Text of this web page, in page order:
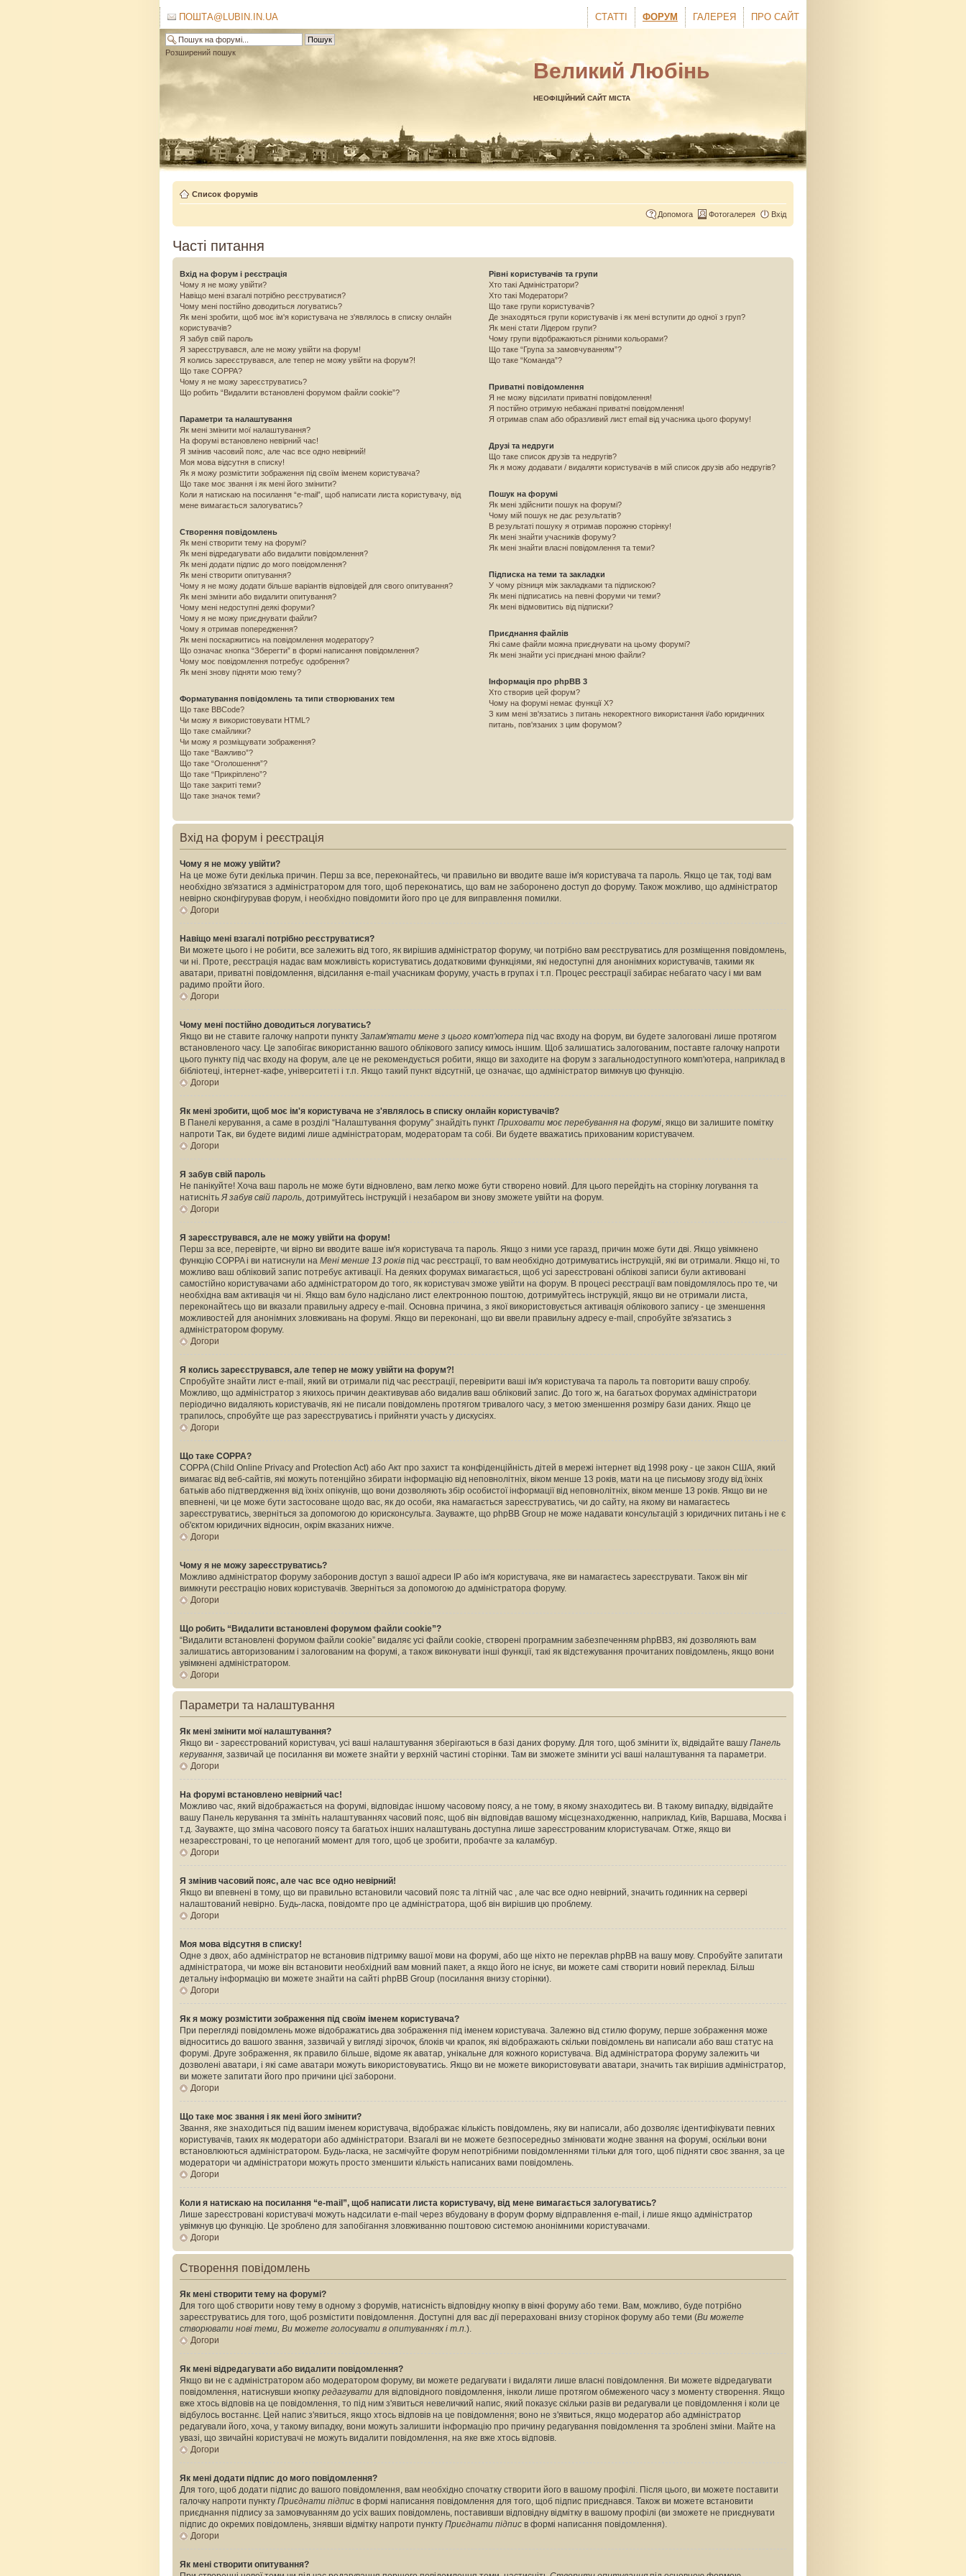
ПРО САЙТ
ГАЛЕРЕЯ
ФОРУМ
СТАТТІ
ПОШТА@LUBIN.IN.UA
Великий Любінь
НЕОФІЦІЙНИЙ САЙТ МІСТА
Розширений пошук
Список форумів
Допомога Фотогалерея Вхід
Часті питання
Вхід на форум і реєстрація
Чому я не можу увійти?
Навіщо мені взагалі потрібно реєструватися?
Чому мені постійно доводиться логуватись?
Як мені зробити, щоб моє ім'я користувача не з'являлось в списку онлайн
користувачів?
Я забув свій пароль
Я зареєструвався, але не можу увійти на форум!
Я колись зареєструвався, але тепер не можу увійти на форум?!
Що таке COPPA?
Чому я не можу зареєструватись?
Що робить “Видалити встановлені форумом файли cookie”?
Параметри та налаштування
Як мені змінити мої налаштування?
На форумі встановлено невірний час!
Я змінив часовий пояс, але час все одно невірний!
Моя мова відсутня в списку!
Як я можу розмістити зображення під своїм іменем користувача?
Що таке моє звання і як мені його змінити?
Коли я натискаю на посилання “e-mail”, щоб написати листа користувачу, від
мене вимагається залогуватись?
Створення повідомлень
Як мені створити тему на форумі?
Як мені відредагувати або видалити повідомлення?
Як мені додати підпис до мого повідомлення?
Як мені створити опитування?
Чому я не можу додати більше варіантів відповідей для свого опитування?
Як мені змінити або видалити опитування?
Чому мені недоступні деякі форуми?
Чому я не можу приєднувати файли?
Чому я отримав попередження?
Як мені поскаржитись на повідомлення модератору?
Що означає кнопка “Зберегти” в формі написання повідомлення?
Чому моє повідомлення потребує одобрення?
Як мені знову підняти мою тему?
Форматування повідомлень та типи створюваних тем
Що таке BBCode?
Чи можу я використовувати HTML?
Що таке смайлики?
Чи можу я розміщувати зображення?
Що таке “Важливо”?
Що таке “Оголошення”?
Що таке “Прикріплено”?
Що таке закриті теми?
Що таке значок теми?
Рівні користувачів та групи
Хто такі Адміністратори?
Хто такі Модератори?
Що таке групи користувачів?
Де знаходяться групи користувачів і як мені вступити до одної з груп?
Як мені стати Лідером групи?
Чому групи відображаються різними кольорами?
Що таке “Група за замовчуванням”?
Що таке “Команда”?
Приватні повідомлення
Я не можу відсилати приватні повідомлення!
Я постійно отримую небажані приватні повідомлення!
Я отримав спам або образливий лист email від учасника цього форуму!
Друзі та недруги
Що таке список друзів та недругів?
Як я можу додавати / видаляти користувачів в мій список друзів або недругів?
Пошук на форумі
Як мені здійснити пошук на форумі?
Чому мій пошук не дає результатів?
В результаті пошуку я отримав порожню сторінку!
Як мені знайти учасників форуму?
Як мені знайти власні повідомлення та теми?
Підписка на теми та закладки
У чому різниця між закладками та підпискою?
Як мені підписатись на певні форуми чи теми?
Як мені відмовитись від підписки?
Приєднання файлів
Які саме файли можна приєднувати на цьому форумі?
Як мені знайти усі приєднані мною файли?
Інформація про phpBB 3
Хто створив цей форум?
Чому на форумі немає функції X?
З ким мені зв'язатись з питань некоректного використання і/або юридичних
питань, пов'язаних з цим форумом?
Вхід на форум і реєстрація
Чому я не можу увійти?
На це може бути декілька причин. Перш за все, переконайтесь, чи правильно ви вводите ваше ім'я користувача та пароль. Якщо це так, тоді вам
необхідно зв'язатися з адміністратором для того, щоб переконатись, що вам не заборонено доступ до форуму. Також можливо, що адміністратор
невірно сконфігурував форум, і необхідно повідомити його про це для виправлення помилки.
Догори
Навіщо мені взагалі потрібно реєструватися?
Ви можете цього і не робити, все залежить від того, як вирішив адміністратор форуму, чи потрібно вам реєструватись для розміщення повідомлень,
чи ні. Проте, реєстрація надає вам можливість користуватись додатковими функціями, які недоступні для анонімних користувачів, такими як
аватари, приватні повідомлення, відсилання e-mail учасникам форуму, участь в групах і т.п. Процес реєстрації забирає небагато часу і ми вам
радимо пройти його.
Догори
Чому мені постійно доводиться логуватись?
Якщо ви не ставите галочку напроти пункту Запам'ятати мене з цього комп'ютера під час входу на форум, ви будете залоговані лише протягом
встановленого часу. Це запобігає використанню вашого облікового запису кимось іншим. Щоб залишатись залогованим, поставте галочку напроти
цього пункту під час входу на форум, але це не рекомендується робити, якщо ви заходите на форум з загальнодоступного комп'ютера, наприклад в
бібліотеці, інтернет-кафе, університеті і т.п. Якщо такий пункт відсутній, це означає, що адміністратор вимкнув цю функцію.
Догори
Як мені зробити, щоб моє ім'я користувача не з'являлось в списку онлайн користувачів?
В Панелі керування, а саме в розділі “Налаштування форуму” знайдіть пункт Приховати моє перебування на форумі, якщо ви залишите помітку
напроти Так, ви будете видимі лише адміністраторам, модераторам та собі. Ви будете вважатись прихованим користувачем.
Догори
Я забув свій пароль
Не панікуйте! Хоча ваш пароль не може бути відновлено, вам легко може бути створено новий. Для цього перейдіть на сторінку логування та
натиснітьЯ забув свій пароль, дотримуйтесь інструкцій і незабаром ви знову зможете увійти на форум.
Догори
Я зареєструвався, але не можу увійти на форум!
Перш за все, перевірте, чи вірно ви вводите ваше ім'я користувача та пароль. Якщо з ними усе гаразд, причин може бути дві. Якщо увімкнено
функцію COPPA і ви натиснули на Мені менше 13 років під час реєстрації, то вам необхідно дотримуватись інструкцій, які ви отримали. Якщо ні, то
можливо ваш обліковий запис потребує активації. На деяких форумах вимагається, щоб усі зареєстровані облікові записи були активовані
самостійно користувачами або адміністратором до того, як користувач зможе увійти на форум. В процесі реєстрації вам повідомлялось про те, чи
необхідна вам активація чи ні. Якщо вам було надіслано лист електронною поштою, дотримуйтесь інструкцій, якщо ви не отримали листа,
переконайтесь що ви вказали правильну адресу e-mail. Основна причина, з якої використовується активація облікового запису - це зменшення
можливостей для анонімних зловживань на форумі. Якщо ви переконані, що ви ввели правильну адресу e-mail, спробуйте зв'язатись з
адміністратором форуму.
Догори
Я колись зареєструвався, але тепер не можу увійти на форум?!
Спробуйте знайти лист e-mail, який ви отримали під час реєстрації, перевірити ваші ім'я користувача та пароль та повторити вашу спробу.
Можливо, що адміністратор з якихось причин деактивував або видалив ваш обліковий запис. До того ж, на багатьох форумах адміністратори
періодично видаляють користувачів, які не писали повідомлень протягом тривалого часу, з метою зменшення розміру бази даних. Якщо це
трапилось, спробуйте ще раз зареєструватись і прийняти участь у дискусіях.
Догори
Що таке COPPA?
COPPA (Child Online Privacy and Protection Act) або Акт про захист та конфіденційність дітей в мережі інтернет від 1998 року - це закон США, який
вимагає від веб-сайтів, які можуть потенційно збирати інформацію від неповнолітніх, віком менше 13 років, мати на це письмову згоду від їхніх
батьків або підтвердження від їхніх опікунів, що вони дозволяють збір особистої інформації від неповнолітніх, віком менше 13 років. Якщо ви не
впевнені, чи це може бути застосоване щодо вас, як до особи, яка намагається зареєструватись, чи до сайту, на якому ви намагаєтесь
зареєструватись, зверніться за допомогою до юрисконсульта. Зауважте, що phpBB Group не може надавати консультацій з юридичних питань і не є
об'єктом юридичних відносин, окрім вказаних нижче.
Догори
Чому я не можу зареєструватись?
Можливо адміністратор форуму заборонив доступ з вашої адреси IP або ім'я користувача, яке ви намагаєтесь зареєструвати. Також він міг
вимкнути реєстрацію нових користувачів. Зверніться за допомогою до адміністратора форуму.
Догори
Що робить “Видалити встановлені форумом файли cookie”?
“Видалити встановлені форумом файли cookie” видаляє усі файли cookie, створені програмним забезпеченням phpBB3, які дозволяють вам
залишатись авторизованим і залогованим на форумі, а також виконувати інші функції, такі як відстежування прочитаних повідомлень, якщо вони
увімкнені адміністратором.
Догори
Параметри та налаштування
Як мені змінити мої налаштування?
Якщо ви - зареєстрований користувач, усі ваші налаштування зберігаються в базі даних форуму. Для того, щоб змінити їх, відвідайте вашу Панель
керування, зазвичай це посилання ви можете знайти у верхній частині сторінки. Там ви зможете змінити усі ваші налаштування та параметри.
Догори
На форумі встановлено невірний час!
Можливо час, який відображається на форумі, відповідає іншому часовому поясу, а не тому, в якому знаходитесь ви. В такому випадку, відвідайте
вашу Панель керування та змініть налаштуваннях часовий пояс, щоб він відповідав вашому місцезнаходженню, наприклад, Київ, Варшава, Москва і
т.д. Зауважте, що зміна часового поясу та багатьох інших налаштувань доступна лише зареєстрованим клористувачам. Отже, якщо ви
незареєстровані, то це непоганий момент для того, щоб це зробити, пробачте за каламбур.
Догори
Я змінив часовий пояс, але час все одно невірний!
Якщо ви впевнені в тому, що ви правильно встановили часовий пояс та літній час , але час все одно невірний, значить годинник на сервері
налаштований невірно. Будь-ласка, повідомте про це адміністратора, щоб він вирішив цю проблему.
Догори
Моя мова відсутня в списку!
Одне з двох, або адміністратор не встановив підтримку вашої мови на форумі, або ще ніхто не переклав phpBB на вашу мову. Спробуйте запитати
адміністратора, чи може він встановити необхідний вам мовний пакет, а якщо його не існує, ви можете самі створити новий переклад. Більш
детальну інформацію ви можете знайти на сайті phpBB Group (посилання внизу сторінки).
Догори
Як я можу розмістити зображення під своїм іменем користувача?
При перегляді повідомлень може відображатись два зображення під іменем користувача. Залежно від стилю форуму, перше зображення може
відноситись до вашого звання, зазвичай у вигляді зірочок, блоків чи крапок, які відображають скільки повідомлень ви написали або ваш статус на
форумі. Друге зображення, як правило більше, відоме як аватар, унікальне для кожного користувача. Від адміністратора форуму залежить чи
дозволені аватари, і які саме аватари можуть використовуватись. Якщо ви не можете використовувати аватари, значить так вирішив адміністратор,
ви можете запитати його про причини цієї заборони.
Догори
Що таке моє звання і як мені його змінити?
Звання, яке знаходиться під вашим іменем користувача, відображає кількість повідомлень, яку ви написали, або дозволяє ідентифікувати певних
користувачів, таких як модератори або адміністратори. Взагалі ви не можете безпосередньо змінювати жодне звання на форумі, оскільки вони
встановлюються адміністратором. Будь-ласка, не засмічуйте форум непотрібними повідомленнями тільки для того, щоб підняти своє звання, за це
модератори чи адміністратори можуть просто зменшити кількість написаних вами повідомлень.
Догори
Коли я натискаю на посилання “e-mail”, щоб написати листа користувачу, від мене вимагається залогуватись?
Лише зареєстровані користувачі можуть надсилати e-mail через вбудовану в форум форму відправлення e-mail, і лише якщо адміністратор
увімкнув цю функцію. Це зроблено для запобігання зловживанню поштовою системою анонімними користувачами.
Догори
Створення повідомлень
Як мені створити тему на форумі?
Для того щоб створити нову тему в одному з форумів, натисність відповідну кнопку в вікні форуму або теми. Вам, можливо, буде потрібно
зареєструватись для того, щоб розмістити повідомлення. Доступні для вас дії перераховані внизу сторінок форуму або теми (Ви можете
створювати нові теми, Ви можете голосувати в опитуваннях і т.п.).
Догори
Як мені відредагувати або видалити повідомлення?
Якщо ви не є адміністратором або модератором форуму, ви можете редагувати і видаляти лише власні повідомлення. Ви можете відредагувати
повідомлення, натиснувши кнопку редагувати для відповідного повідомлення, інколи лише протягом обмеженого часу з моменту створення. Якщо
вже хтось відповів на це повідомлення, то під ним з'явиться невеличкий напис, який показує скільки разів ви редагували це повідомлення і коли це
відбулось востаннє. Цей напис з'явиться, якщо хтось відповів на це повідомлення; воно не з'явиться, якщо модератор або адміністратор
редагували його, хоча, у такому випадку, вони можуть залишити інформацію про причину редагування повідомлення та зроблені зміни. Майте на
увазі, що звичайні користувачі не можуть видалити повідомлення, на яке вже хтось відповів.
Догори
Як мені додати підпис до мого повідомлення?
Для того, щоб додати підпис до вашого повідомлення, вам необхідно спочатку створити його в вашому профілі. Після цього, ви можете поставити
галочку напроти пункту Приєднати підпис в формі написання повідомлення для того, щоб підпис приєднався. Також ви можете встановити
приєднання підпису за замовчуванням до усіх ваших повідомлень, поставивши відповідну відмітку в вашому профілі (ви зможете не приєднувати
підпис до окремих повідомлень, знявши відмітку напроти пункту Приєднати підпис в формі написання повідомлення).
Догори
Як мені створити опитування?